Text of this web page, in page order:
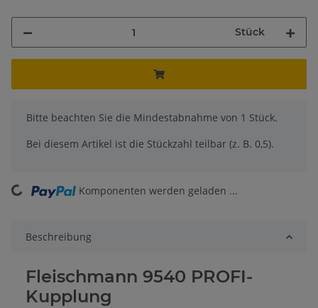
Stück
x
Bitte beachten Sie die Mindestabnahme von 1 Stück.
Bei diesem Artikel ist die Stückzahl teilbar (z. B. 0,5).
Loading... Komponenten werden geladen ...
Beschreibung
Fleischmann 9540 PROFI-
Kupplung